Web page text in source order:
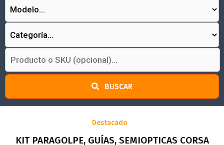
Enviar
BUSCAR
Destacado
KIT PARAGOLPE, GUÍAS, SEMIOPTICAS CORSA